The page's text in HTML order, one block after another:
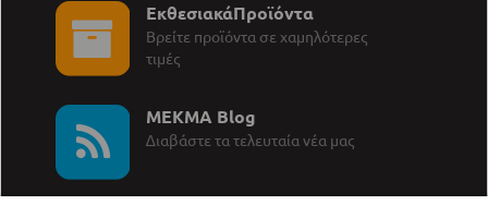
ΕκθεσιακάΠροϊόντα
Βρείτε προϊόντα σε χαμηλότερες
τιμές
MEKMA Blog
∆ιαβάστε τα τελευταία νέα μας